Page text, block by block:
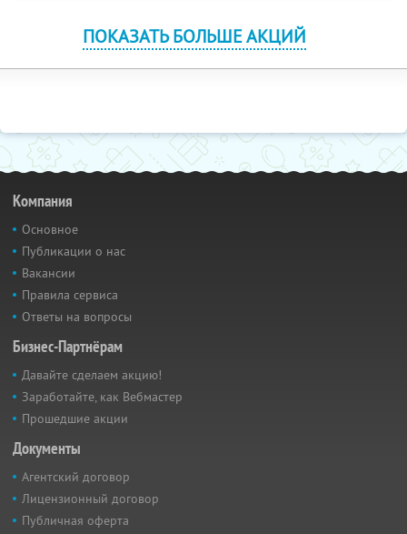
ПОКАЗАТЬ БОЛЬШЕ АКЦИЙ
Компания
Основное
Публикации о нас
Вакансии
Правила сервиса
Ответы на вопросы
Бизнес-Партнёрам
Давайте сделаем акцию!
Заработайте, как Вебмастер
Прошедшие акции
Документы
Агентский договор
Лицензионный договор
Публичная оферта